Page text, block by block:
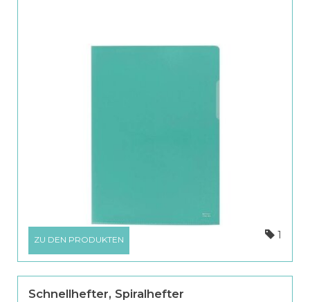
ZU DEN PRODUKTEN 1
Schnellhefter, Spiralhefter